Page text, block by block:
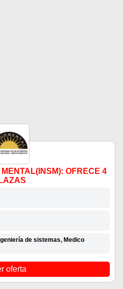
OFRECE 4
de sistemas, Medico
oferta